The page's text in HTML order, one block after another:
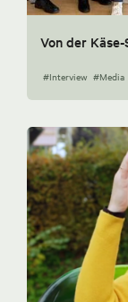
Von der
#Interview #Media